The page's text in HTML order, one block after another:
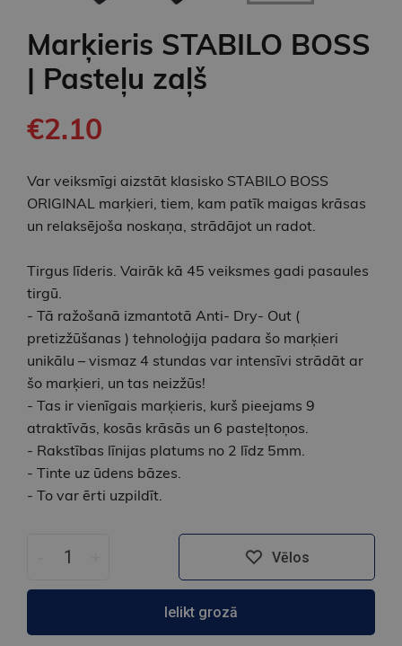
Marķieris STABILO BOSS
| Pasteļu zaļš
€2.10
Var veiksmīgi aizstāt klasisko STABILO BOSS
ORIGINAL marķieri, tiem, kam patīk maigas krāsas
un relaksējoša noskaņa, strādājot un radot.
Tirgus līderis. Vairāk kā 45 veiksmes gadi pasaules
tirgū.
- Tā ražošanā izmantotā Anti- Dry- Out (
pretizžūšanas ) tehnoloģija padara šo marķieri
unikālu – vismaz 4 stundas var intensīvi strādāt ar
šo marķieri, un tas neizžūs!
- Tas ir vienīgais marķieris, kurš pieejams 9
atraktīvās, kosās krāsās un 6 pasteļtoņos.
- Rakstības līnijas platums no 2 līdz 5mm.
- Tinte uz ūdens bāzes.
- To var ērti uzpildīt.
Vēlos
Ielikt grozā